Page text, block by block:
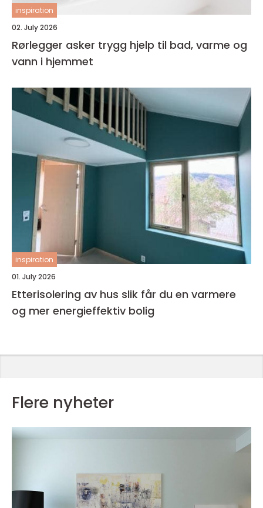
inspiration
02. July 2026
Rørlegger asker trygg hjelp til bad, varme og
vann i hjemmet
inspiration
01. July 2026
Etterisolering av hus slik får du en varmere
og mer energieffektiv bolig
Flere nyheter